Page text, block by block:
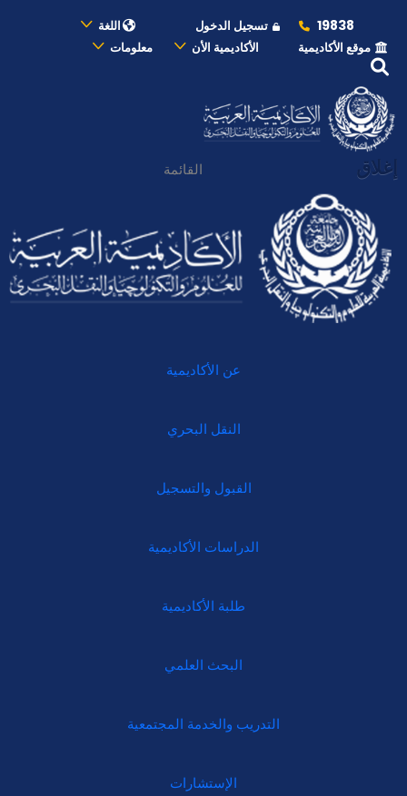
19838 تسجيل الدخول
اللغة
موقع الأكاديمية
الأكاديمية الأن معلومات
إغلاق القائمة
عن الأكاديمية
النقل البحري
القبول والتسجيل
الدراسات الأكاديمية
طلبة الأكاديمية
البحث العلمي
التدريب والخدمة المجتمعية
الإستشارات